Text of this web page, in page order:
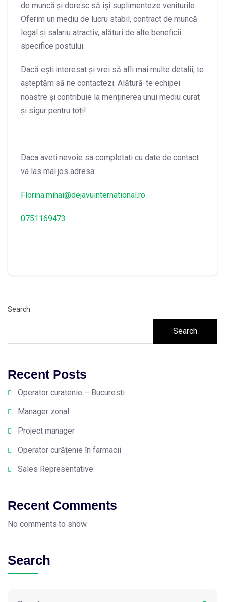
de muncă și doresc să își suplimenteze veniturile.
Oferim un mediu de lucru stabil, contract de muncă
legal și salariu atractiv, alături de alte beneficii
specifice postului.
Dacă ești interesat și vrei să afli mai multe detalii, te
așteptăm să ne contactezi. Alătură-te echipei
noastre și contribuie la menținerea unui mediu curat
și sigur pentru toți!
Daca aveti nevoie sa completati cu date de contact
va las mai jos adresa:
Florina.mihai@dejavuinternational.ro
0751169473
Search
Search
Recent Posts
Operator curatenie – Bucuresti
Manager zonal
Project manager
Operator curățenie în farmacii
Sales Representative
Recent Comments
No comments to show.
Search